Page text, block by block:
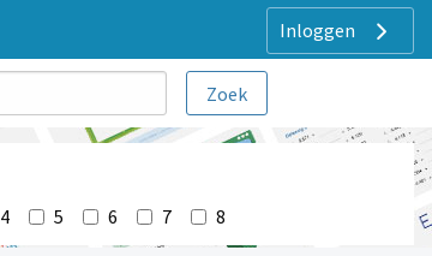
Inloggen
4 5 6 7 8